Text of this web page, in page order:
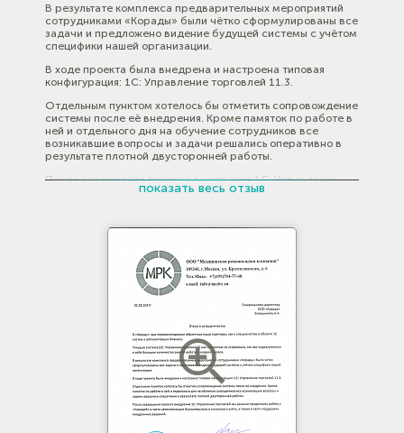
В результате комплекса предварительных мероприятий
сотрудниками «Корады» были чётко сформулированы все
задачи и предложено видение будущей системы с учётом
специфики нашей организации.
В ходе проекта была внедрена и настроена типовая
конфигурация: 1C: Управление торговлей 11.3.
Отдельным пунктом хотелось бы отметить сопровождение
системы после её внедрения. Кроме памяток по работе в
ней и отдельного дня на обучение сотрудников все
возникавшие вопросы и задачи решались оперативно в
результате плотной двусторонней работы.
После завершения проекта внедрения 1C: Управление
торговлей мы решили продолжить работу с «Корадой» в
показать весь отзыв